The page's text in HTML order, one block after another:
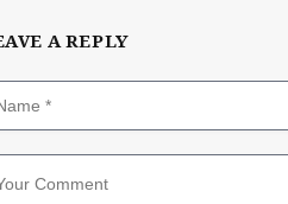
A REPLY